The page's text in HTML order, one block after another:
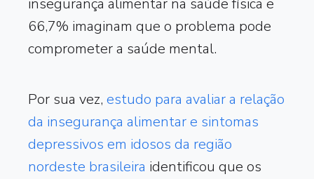
insegurança alimentar na saúde física e
66,7% imaginam que o problema pode
comprometer a saúde mental.
Por sua vez, estudo para avaliar a relação
da insegurança alimentar e sintomas
depressivos em idosos da região
nordeste brasileira identificou que os